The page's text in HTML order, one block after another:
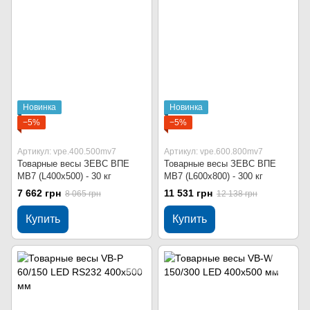
Новинка
−5%
Артикул: vpe.400.500mv7
Товарные весы ЗЕВС ВПЕ
МВ7 (L400x500) - 30 кг
7 662 грн 8 065 грн
Купить
Новинка
−5%
Артикул: vpe.600.800mv7
Товарные весы ЗЕВС ВПЕ
МВ7 (L600x800) - 300 кг
11 531 грн 12 138 грн
Купить